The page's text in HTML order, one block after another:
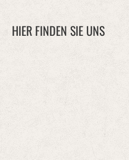
HIER FINDEN SIE UNS